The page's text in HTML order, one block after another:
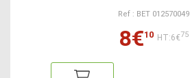
Ref : BET 012570049
8€10 HT:6€75